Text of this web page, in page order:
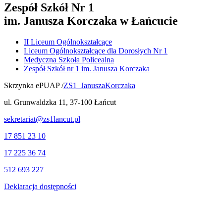
Zespół Szkół Nr 1
im. Janusza Korczaka w Łańcucie
II Liceum Ogólnokształcące
Liceum Ogólnokształcące dla Dorosłych Nr 1
Medyczna Szkoła Policealna
Zespół Szkół nr 1 im. Janusza Korczaka
Skrzynka ePUAP /ZS1_JanuszaKorczaka
ul. Grunwaldzka 11, 37-100 Łańcut
sekretariat@zs1lancut.pl
17 851 23 10
17 225 36 74
512 693 227
Deklaracja dostępności